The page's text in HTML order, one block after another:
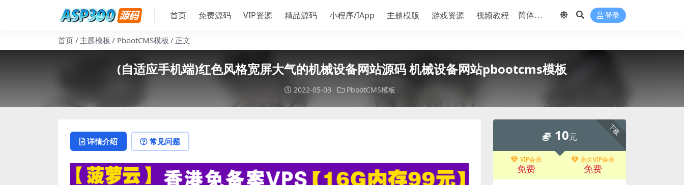
首页 免费源码 VIP资源 精品源码 小程序/IApp 主题模版 游戏资源 视频教程 登录
首页 主题模板 PbootCMS模板 正文
(自适应手机端)红色风格宽屏大气的机械设备网站源码 机械设备网站pbootcms模板
2022-05-03 PbootCMS模板
详情介绍 常见问题
下载
10元
VIP会员
免费
永久VIP会员
免费